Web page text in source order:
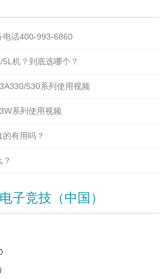
电话400-993-6860
机？到底选哪个？
530系列使用视频
系列使用视频
有用吗？
子竞技（中国）